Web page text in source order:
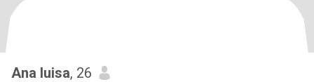
Ana luisa, 26